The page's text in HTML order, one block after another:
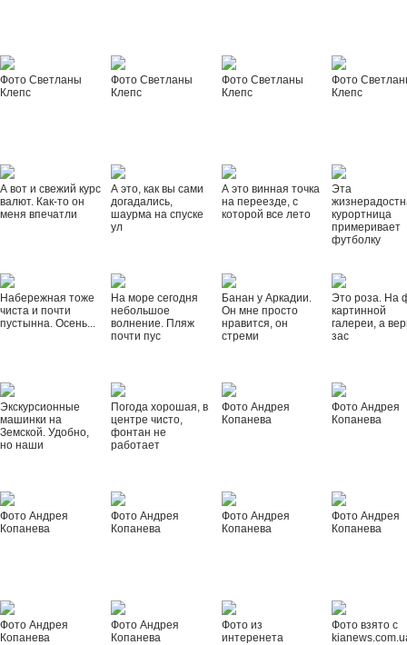
Фото Светланы
Клепс
Фото Светланы
Клепс
Фото Светланы
Клепс
Фото
Клепс
А вот и свежий курс
валют. Как-то он
меня впечатли
А это, как вы сами
догадались,
шаурма на спуске
ул
А это винная точка
на переезде, с
которой все лето
Эта
курортница
примеривает
футболку
Набережная тоже
чиста и почти
пустынна. Осень...
На море сегодня
небольшое
волнение. Пляж
почти пус
Банан у Аркадии.
Он мне просто
нравится, он
стреми
Это роза. На
картинной
галереи, а
зас
Экскурсионные
машинки на
Земской. Удобно,
но наши
Погода хорошая, в
центре чисто,
фонтан не
работает
Фото Андрея
Копанева
Фото Андрея
Копанева
Фото Андрея
Копанева
Фото Андрея
Копанева
Фото Андрея
Копанева
Фото Андрея
Копанева
Фото Андрея
Копанева
Фото Андрея
Копанева
Фото из
интеренета
Фото взято с